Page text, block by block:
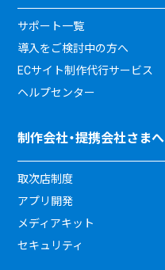
サポート一覧
導入をご検討中の方へ
ECサイト制作代行サービス
ヘルプセンター
制作会社・提携会社さまへ
取次店制度
アプリ開発
メディアキット
セキュリティ